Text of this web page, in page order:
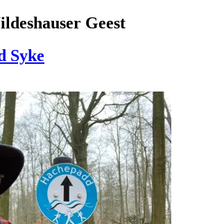
Geest
Syke